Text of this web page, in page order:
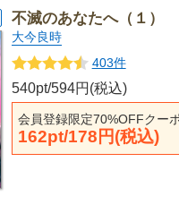
不滅のあなたへ（１）
大今良時
403件
540pt/594円(税込)
会員登録限定70%OFFクー
162pt/178円(税込)